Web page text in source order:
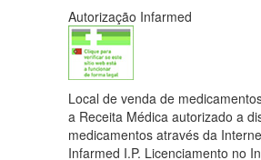
Autorização Infarmed
Local de venda de
a Receita Médica autorizado a
medicamentos através da
Infarmed I.P. Licenciamento no